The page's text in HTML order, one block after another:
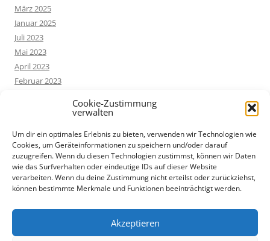
Cookie-Zustimmung
verwalten
Um dir ein optimales Erlebnis zu bieten, verwenden wir Technologien wie
Cookies, um Geräteinformationen zu speichern und/oder darauf
zuzugreifen. Wenn du diesen Technologien zustimmst, können wir Daten
wie das Surfverhalten oder eindeutige IDs auf dieser Website
verarbeiten. Wenn du deine Zustimmung nicht erteilst oder zurückziehst,
können bestimmte Merkmale und Funktionen beeinträchtigt werden.
Akzeptieren
März 2025
Januar 2025
Juli 2023
Mai 2023
April 2023
Februar 2023
Categories
Allgemein
Buchvorstellung
Hilfestellungen